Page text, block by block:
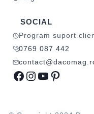
SOCIAL
Program suport
0769 087 442
Facebook
Instagram
YouTube
Pinterest